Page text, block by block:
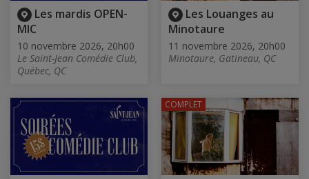
Les mardis OPEN-
MIC
10 novembre 2026, 20h00
Le Saint-Jean Comédie Club,
Québec, QC
Les Louanges au
Minotaure
11 novembre 2026, 20h00
Minotaure, Gatineau, QC
COMPLET